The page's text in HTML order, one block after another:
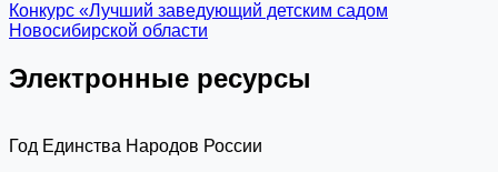
Конкурс «Лучший заведующий детским садом
Новосибирской области
Электронные ресурсы
Год Единства Народов России